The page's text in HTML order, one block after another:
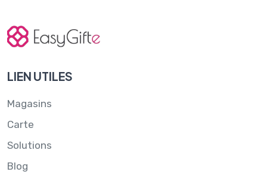
LIEN UTILES
Magasins
Carte
Solutions
Blog